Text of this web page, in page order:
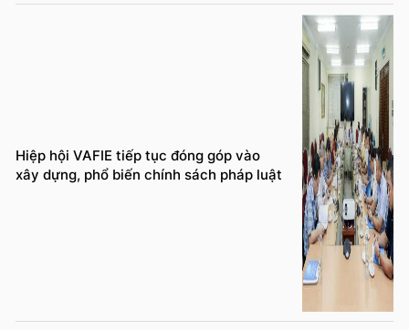
Hiệp hội VAFIE tiếp tục đóng góp vào
xây dựng, phổ biến chính sách pháp luật